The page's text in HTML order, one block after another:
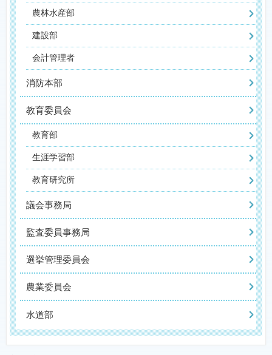
農林水産部
建設部
会計管理者
消防本部
教育委員会
教育部
生涯学習部
教育研究所
議会事務局
監査委員事務局
選挙管理委員会
農業委員会
水道部